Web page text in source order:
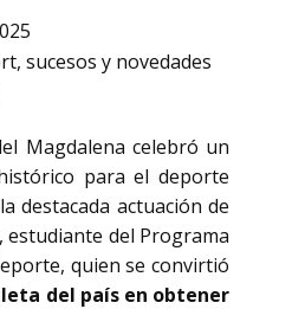
, sucesos y novedades
Magdalena celebró un
para el deporte
destacada actuación de
estudiante del Programa
quien se convirtió
del país en obtener